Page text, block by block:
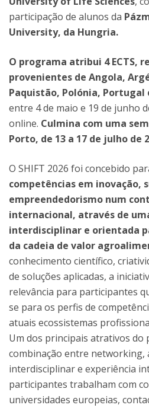
participação de alunos da
University, da Hungria.
O programa atribui 4 ECTS,
provenientes de Angola,
Paquistão, Polónia, Portugal
entre 4 de maio e 19 de junho
online. Culmina com uma
Porto, de 13 a 17 de julho de
O SHIFT 2026 foi concebido
competências em inovação,
empreendedorismo num
internacional, através de
interdisciplinar e orientada
da cadeia de valor
conhecimento científico,
de soluções aplicadas, a
relevância para participantes
se para os perfis de
atuais ecossistemas
Um dos principais atrativos do
combinação entre networking,
interdisciplinar e experiência
participantes trabalham com
universidades europeias,